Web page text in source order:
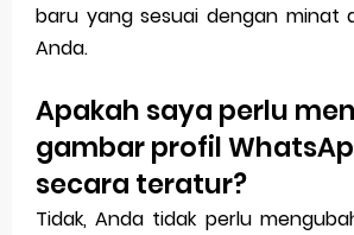
baru yang sesuai dengan minat
Anda.
Apakah saya perlu
gambar profil
secara teratur?
Tidak, Anda tidak perlu